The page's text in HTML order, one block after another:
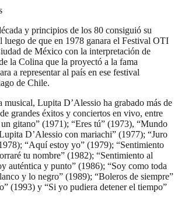
y principios de los 80 consiguió su
luego de que en 1978 ganara el Festival OTI
de México con la interpretación de
la Colina que la proyectó a la fama
a representar al país en ese festival
de Chile.
musical, Lupita D’Alessio ha grabado más de
grandes éxitos y conciertos en vivo, entre
gitano” (1971); “Eres tú” (1973), “Mundo
D’Alessio con mariachi” (1977); “Juro
“Aquí estoy yo” (1979); “Sentimiento
tu nombre” (1982); “Sentimiento al
auténtica y punto” (1986); “Soy como toda
y lo negro” (1989); “Boleros de siempre”
(1993) y “Si yo pudiera detener el tiempo”